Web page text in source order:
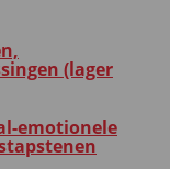
(lager
emotionele